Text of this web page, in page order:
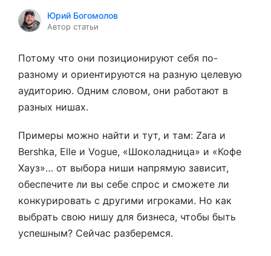
Юрий Богомолов
Автор статьи
Потому что они позиционируют себя по-
разному и ориентируются на разную целевую
аудиторию. Одним словом, они работают в
разных нишах.
Примеры можно найти и тут, и там: Zara и
Bershka, Elle и Vogue, «Шоколадница» и «Кофе
Хауз»… от выбора ниши напрямую зависит,
обеспечите ли вы себе спрос и сможете ли
конкурировать с другими игроками. Но как
выбрать свою нишу для бизнеса, чтобы быть
успешным? Сейчас разберемся.